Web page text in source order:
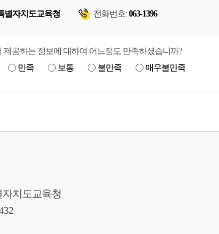
별자치도교육청 전화번호: 063-1396
제공하는 정보에 대하여 어느정도 만족하셨습니까?
만족
보통 불만족 매우불만족
자치도교육청